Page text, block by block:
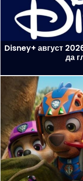
Disney+ август
да